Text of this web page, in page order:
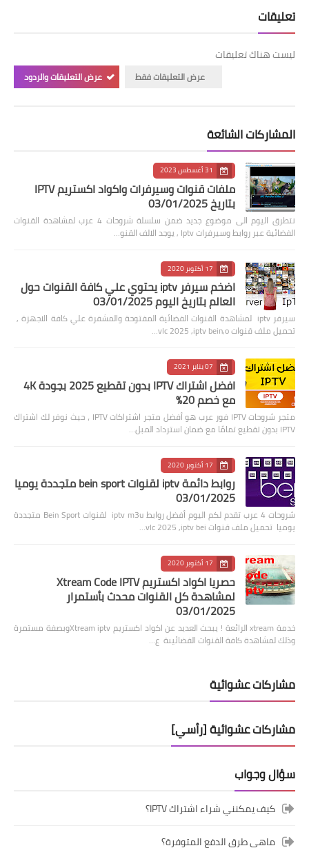
تعليقات
ليست هناك تعليقات
عرض التعليقات فقط عرض التعليقات والردود
المشاركات الشائعة
31 أغسطس 2023
ملفات قنوات وسيرفرات واكواد اكستريم IPTV
بتاريخ 03/01/2025
نتطرق اليوم الى موضوع جديد ضمن سلسلة شروحات 4 عرب لمشاهدة القنوات
الفضائية عبر روابط وسيرفرات Iptv , يوجد الالف القنو…
17 أكتوبر 2020
اضخم سيرفر iptv يحتوي علي كافة القنوات حول
العالم بتاريخ اليوم 03/01/2025
سيرفر iptv لمشاهدة القنوات الفضائية المفتوحة والمشفرة علي كافة الاجهزة ,
تحميل ملف قنوات vlc 2025 ,iptv bein,o…
07 يناير 2021
افضل اشتراك IPTV بدون تقطيع 2025 بجودة 4K
مع خصم 20%
متجر شروحات IPTV فور عرب هو أفضل متجر اشتراكات IPTV ، حيث نوفر لك اشتراك
IPTV بدون تقطيع تمامًا مع ضمان استرداد المبل…
17 أكتوبر 2020
روابط دائمة iptv لقنوات bein sport متجددة يوميا
03/01/2025
شروحات 4 عرب تقدم لكم اليوم أفضل روابط iptv m3u لقنوات Bein Sport متجددة
يوميا تحميل ملف قنوات vlc 2025 ,iptv bei…
17 أكتوبر 2020
حصريا اكواد اكستريم Xtream Code IPTV
لمشاهدة كل القنوات محدث بأستمرار
03/01/2025
خدمة xtream الرائعة ! يبحث العديد عن اكواد اكستريم Xtream iptvوبصفة مستمرة
وذلك لمشاهدة كافة القنوات الفضائيىة ع…
مشاركات عشوائية
مشاركات عشوائية [رأسي]
سؤال وجواب
كيف يمكنني شراء اشتراك IPTV؟
ماهي طرق الدفع المتوفرة؟